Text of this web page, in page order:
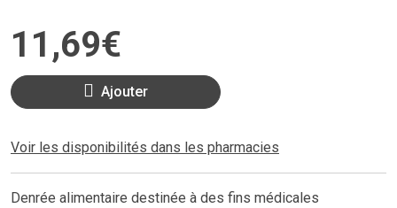
11 ,69€
Ajouter
Voir les disponibilités dans les pharmacies
Denrée alimentaire destinée à des fins médicales